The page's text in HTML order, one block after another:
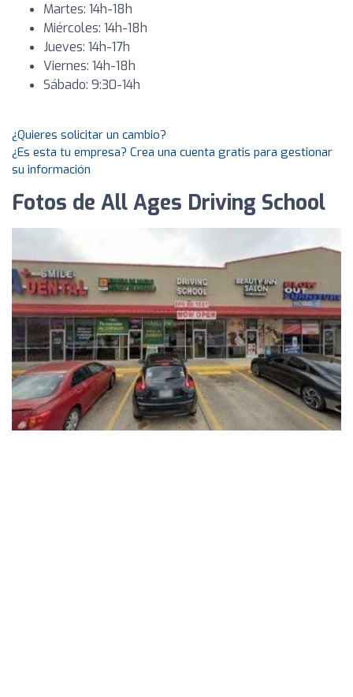
Martes: 14h-18h
Miércoles: 14h-18h
Jueves: 14h-17h
Viernes: 14h-18h
Sábado: 9:30-14h
¿Quieres solicitar un cambio?
¿Es esta tu empresa? Crea una cuenta gratis para gestionar
su información
Fotos de All Ages Driving School